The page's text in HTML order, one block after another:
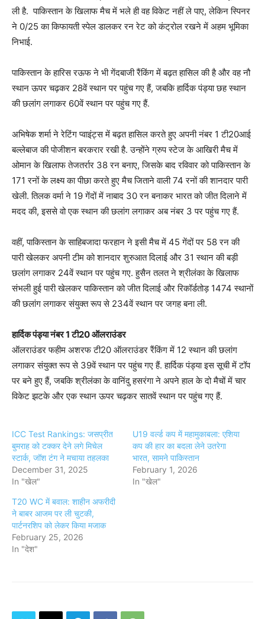
ली है. पाकिस्तान के खिलाफ मैच में भले ही वह विकेट नहीं ले पाए, लेकिन स्पिनर
ने 0/25 का किफायती स्पेल डालकर रन रेट को कंट्रोल रखने में अहम भूमिका
निभाई.
पाकिस्तान के हारिस रऊफ ने भी गेंदबाजी रैंकिंग में बढ़त हासिल की है और वह नौ
स्थान ऊपर चढ़कर 28वें स्थान पर पहुंच गए हैं, जबकि हार्द‍िक पंड्या छह स्थान
की छलांग लगाकर 60वें स्थान पर पहुंच गए हैं.
अभिषेक शर्मा ने रेटिंग प्वाइंट्स में बढ़त हासिल करते हुए अपनी नंबर 1 टी20आई
बल्लेबाज की पोजीशन बरकरार रखी है. उन्होंने ग्रुप स्टेज के आखिरी मैच में
ओमान के खिलाफ तेजतर्रार 38 रन बनाए, जिसके बाद रविवार को पाकिस्तान के
171 रनों के लक्ष्य का पीछा करते हुए मैच जिताने वाली 74 रनों की शानदार पारी
खेली. तिलक वर्मा ने 19 गेंदों में नाबाद 30 रन बनाकर भारत को जीत दिलाने में
मदद की, इससे वो एक स्थान की छलांग लगाकर अब नंबर 3 पर पहुंच गए हैं.
वहीं, पाकिस्तान के साहिबजादा फरहान ने इसी मैच में 45 गेंदों पर 58 रन की
पारी खेलकर अपनी टीम को शानदार शुरुआत दिलाई और 31 स्थान की बड़ी
छलांग लगाकर 24वें स्थान पर पहुंच गए. हुसैन तलत ने श्रीलंका के खिलाफ
संभली हुई पारी खेलकर पाकिस्तान को जीत दिलाई और रिकॉर्डतोड़ 1474 स्थानों
की छलांग लगाकर संयुक्त रूप से 234वें स्थान पर जगह बना ली.
हार्द‍िक पंड्या नंबर 1 टी20 ऑलराउंडर
ऑलराउंडर फहीम अशरफ टी20 ऑलराउंडर रैंकिंग में 12 स्थान की छलांग
लगाकर संयुक्त रूप से 39वें स्थान पर पहुंच गए हैं. हार्दिक पंड्या इस सूची में टॉप
पर बने हुए हैं, जबकि श्रीलंका के वानिंदु हसरंगा ने अपने हाल के दो मैचों में चार
विकेट झटके और एक स्थान ऊपर चढ़कर सातवें स्थान पर पहुंच गए हैं.
ICC Test Rankings: जसप्रीत
बुमराह को टक्कर देने लगे मिचेल
स्टार्क, जॉश टंग ने मचाया तहलका
December 31, 2025
In "खेल"
U19 वर्ल्ड कप में महामुकाबला: एशिया
कप की हार का बदला लेने उतरेगा
भारत, सामने पाकिस्तान
February 1, 2026
In "खेल"
T20 WC में बवाल: शाहीन अफरीदी
ने बाबर आजम पर ली चुटकी,
पार्टनरशिप को लेकर किया मजाक
February 25, 2026
In "देश"